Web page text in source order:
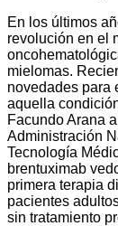
En los últimos
revolución en el
mielomas.
novedades para
aquella
Facundo Arana
Administración
Tecnología
brentuximab
primera terapia
pacientes
sin tratamiento